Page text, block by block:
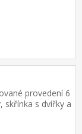
provedení 6
skřínka s dvířky a
27,5 cm